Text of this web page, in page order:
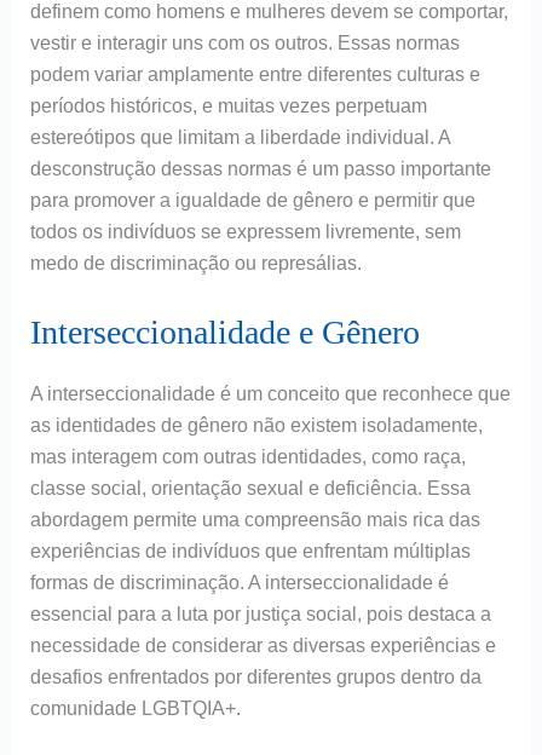
definem como homens e mulheres devem se comportar,
vestir e interagir uns com os outros. Essas normas
podem variar amplamente entre diferentes culturas e
períodos históricos, e muitas vezes perpetuam
estereótipos que limitam a liberdade individual. A
desconstrução dessas normas é um passo importante
para promover a igualdade de gênero e permitir que
todos os indivíduos se expressem livremente, sem
medo de discriminação ou represálias.
Interseccionalidade e Gênero
A interseccionalidade é um conceito que reconhece que
as identidades de gênero não existem isoladamente,
mas interagem com outras identidades, como raça,
classe social, orientação sexual e deficiência. Essa
abordagem permite uma compreensão mais rica das
experiências de indivíduos que enfrentam múltiplas
formas de discriminação. A interseccionalidade é
essencial para a luta por justiça social, pois destaca a
necessidade de considerar as diversas experiências e
desafios enfrentados por diferentes grupos dentro da
comunidade LGBTQIA+.